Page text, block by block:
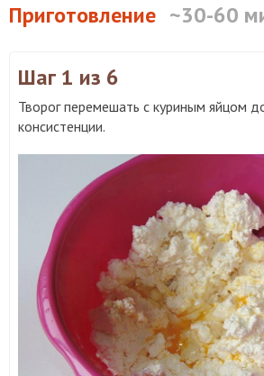
Приготовление ~30-60
Шаг 1 из 6
Творог перемешать с куриным яйцом
консистенции.